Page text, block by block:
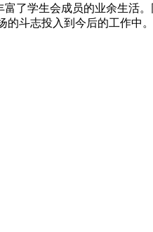
富了学生会成员的业余生活
斗志投入到今后的工作中。